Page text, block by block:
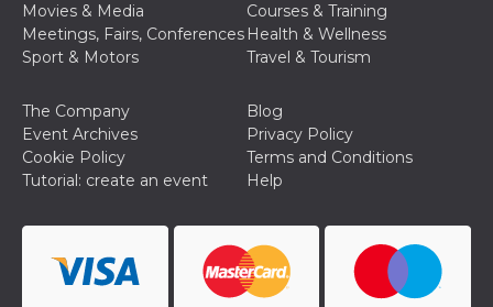
Movies & Media
Courses & Training
Meetings, Fairs, Conferences Health & Wellness
Sport & Motors
Travel & Tourism
The Company
Blog
Event Archives
Privacy Policy
Cookie Policy
Terms and Conditions
Tutorial: create an event
Help